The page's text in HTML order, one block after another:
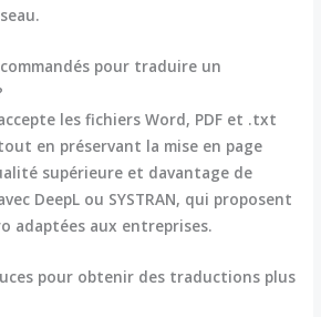
pour traduire un
les fichiers Word, PDF et .txt
en préservant la mise en page
supérieure et davantage de
DeepL ou SYSTRAN, qui proposent
adaptées aux entreprises.
pour obtenir des traductions plus